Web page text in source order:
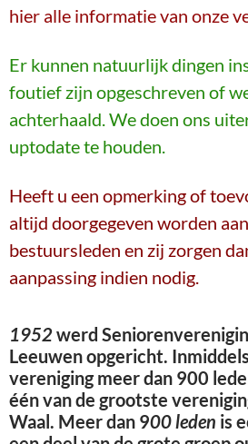
hier alle informatie van onze
Er kunnen natuurlijk dingen
foutief zijn opgeschreven of
achterhaald. We doen ons
uptodate te houden.
Heeft u een opmerking of
altijd doorgegeven worden
bestuursleden en zij zorgen
aanpassing indien nodig.
1952werd
Leeuwenopgericht.
vereniging meer dan 900
éénvan de grootste
Waal. Meer dan 900 leden is